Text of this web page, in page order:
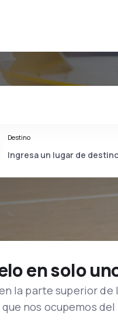
Destino
en solo
la parte superior de
nos ocupemos